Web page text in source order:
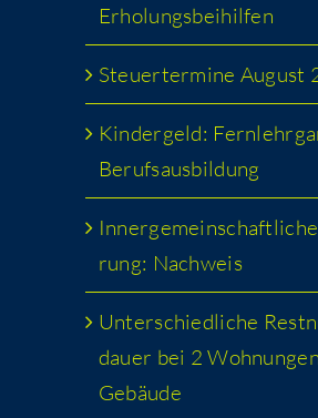
Erholungsbeihilfen
Steu­er­ter­mi­ne August
Kin­der­geld:
Berufsausbildung
rung: Nachweis
Unter­schied­li­che
dau­er bei 2
Gebäude